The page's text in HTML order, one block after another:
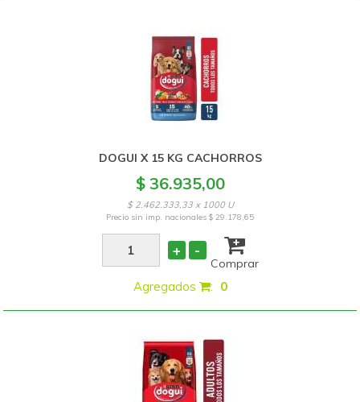
DOGUI X 15 KG CACHORROS
$ 36.935,00
$ 2.462.333,33 x 1000 U
Precio sin imp. nacionales$ 29.178,65
+ -
Comprar
Agregados : 0